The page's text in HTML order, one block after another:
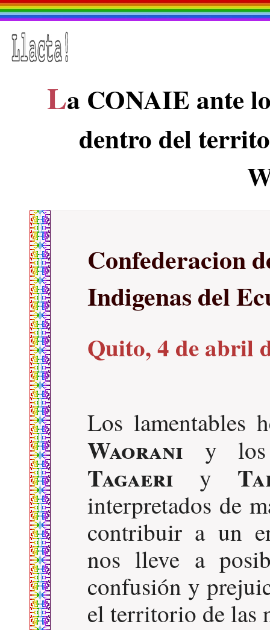
La CONAIE ante
dentro del
Confederacion
Indigenas del
Quito, 4 de abril
Los lamentables
Waorani y los
Tagaeri y
interpretados de
contribuir a un
nos lleve a
confusión y
el territorio de las